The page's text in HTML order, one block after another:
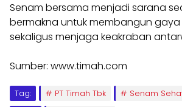
Senam bersama menjadi sarana
bermakna untuk membangun
sekaligus menjaga keakraban
Sumber: www.timah.com
Tag: PT Timah Tbk
Senam